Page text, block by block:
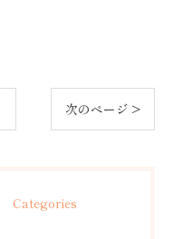
次のページ >
Categories